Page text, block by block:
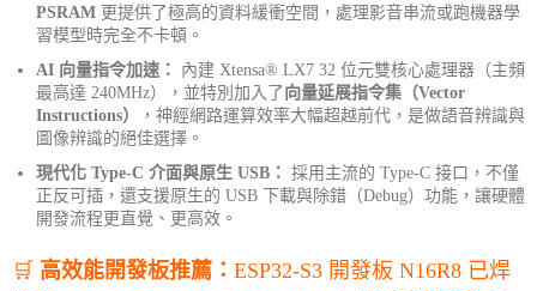
PSRAM 更提供了極高的資料緩衝空間，處理影音串流或跑機器學
習模型時完全不卡頓。
AI 向量指令加速：
內建 Xtensa® LX7 32 位元雙核心處理器（主頻
最高達 240MHz），並特別加入了 向量延展指令集（Vector
Instructions）
，神經網路運算效率大幅超越前代，是做語音辨識與
圖像辨識的絕佳選擇。
現代化 Type-C 介面與原生 USB： 採用主流的 Type-C 接口，不僅
正反可插，還支援原生的 USB 下載與除錯（Debug）功能，讓硬體
開發流程更直覺、更高效。
🛒 高效能開發板推薦： ESP32-S3 開發板 N16R8 已焊